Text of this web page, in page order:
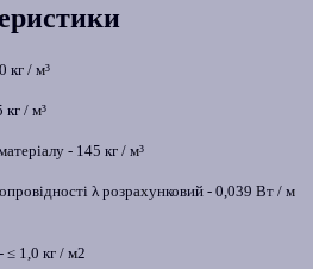
кг / м³
/ м³
- 145 кг / м³
λ розрахунковий - 0,039 Вт / м
≤ 1,0 кг / м2